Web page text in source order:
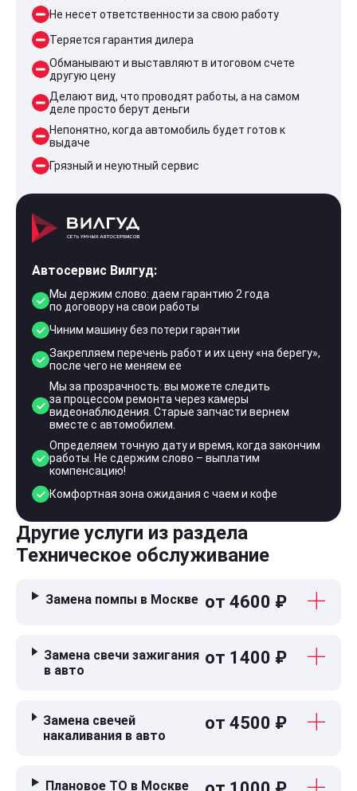
Не несет ответственности за свою работу
Теряется гарантия дилера
Обманывают и выставляют в итоговом счете
другую цену
Делают вид, что проводят работы, а на самом
деле просто берут деньги
Непонятно, когда автомобиль будет готов к
выдаче
Грязный и неуютный сервис
Автосервис Вилгуд:
Мы держим слово: даем гарантию 2 года
по договору на свои работы
Чиним машину без потери гарантии
Закрепляем перечень работ и их цену «на берегу»,
после чего не меняем ее
Мы за прозрачность: вы можете следить
за процессом ремонта через камеры
видеонаблюдения. Старые запчасти вернем
вместе с автомобилем.
Определяем точную дату и время, когда закончим
работы. Не сдержим слово – выплатим
компенсацию!
Комфортная зона ожидания с чаем и кофе
Другие услуги из раздела
Техническое обслуживание
Замена помпы в Москве от 4600 ₽
Замена свечи зажигания
в авто
от 1400 ₽
Замена свечей
накаливания в авто
от 4500 ₽
Плановое ТО в Москве